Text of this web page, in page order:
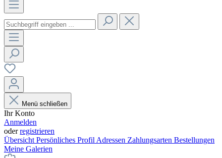
Menü schließen
Ihr Konto
Anmelden
oderregistrieren
Übersicht Persönliches Profil Adressen Zahlungsarten Bestellungen
Meine Galerien